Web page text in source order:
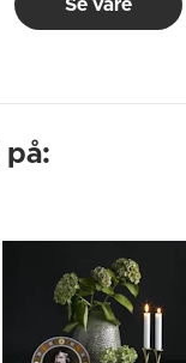
Se vare
på: